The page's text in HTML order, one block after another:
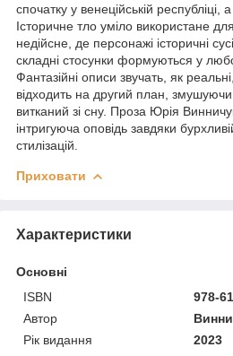
спочатку у венеційській республіці,
Історичне тло уміло використане
недійсне, де персонажі історичні
складні стосунки формуються у
Фантазійні описи звучать, як
відходить на другий план, змушуючи
витканий зі сну. Проза Юрія
інтригуюча оповідь завдяки
стилізацій.
Приховати
Характеристики
Основні
ISBN
978-
Автор
Рік видання
2023